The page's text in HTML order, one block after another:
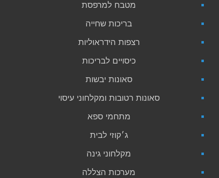
מטבח למרפסת
בריכות שחייה
רצפות הידראוליות
כיסויים לבריכות
סאונות יבשות
סאונות רטובות ומקלחוני עיסוי
מתחמי ספא
ג׳קוזי לבית
מקלחוני גינה
מערכות הצללה